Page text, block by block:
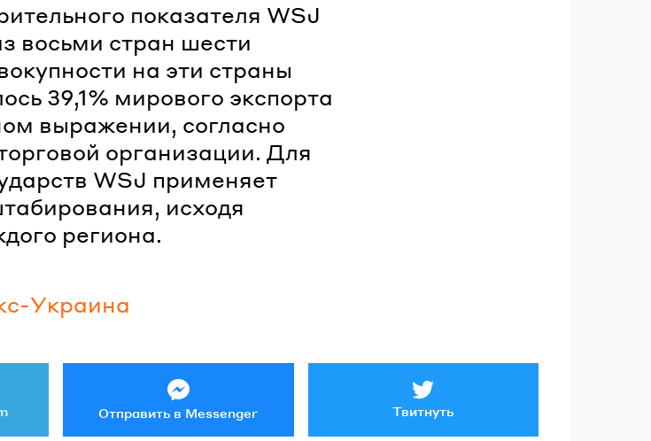
показателя WSJ
восьми стран шести
на эти страны
39,1% мирового экспорта
выражении, согласно
организации. Для
WSJ применяет
исходя
региона.
Украина
Отправить в Messenger Твитнуть